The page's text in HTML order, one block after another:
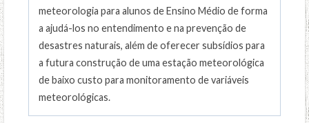
meteorologia para alunos de Ensino Médio de forma
a ajudá-los no entendimento e na prevenção de
desastres naturais, além de oferecer subsídios para
a futura construção de uma estação meteorológica
de baixo custo para monitoramento de variáveis
meteorológicas.